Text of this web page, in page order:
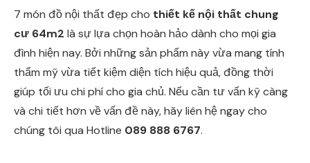
7 món đồ nội thất đẹp cho thiết kế nội thất chung
cư 64m2 là sự lựa chọn hoàn hảo dành cho mọi gia
đình hiện nay. Bởi những sản phẩm này vừa mang tính
thẩm mỹ vừa tiết kiệm diện tích hiệu quả, đồng thời
giúp tối ưu chi phí cho gia chủ. Nếu cần tư vấn kỹ càng
và chi tiết hơn về vấn đề này, hãy liên hệ ngay cho
chúng tôi qua Hotline 089 888 6767.